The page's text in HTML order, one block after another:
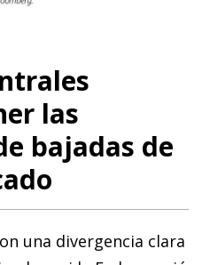
las
bajadas de
una divergencia clara